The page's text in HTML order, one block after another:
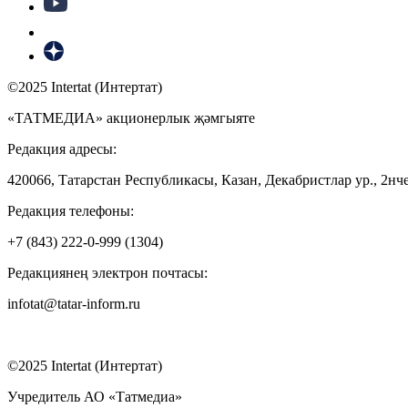
©2025 Intertat (Интертат)
«ТАТМЕДИА» акционерлык җәмгыяте
Редакция адресы:
420066, Татарстан Республикасы, Казан, Декабристлар ур.,
Редакция телефоны:
+7 (843) 222-0-999 (1304)
Редакциянең электрон почтасы:
infotat@tatar-inform.ru
©2025 Intertat (Интертат)
Учредитель АО «Татмедиа»